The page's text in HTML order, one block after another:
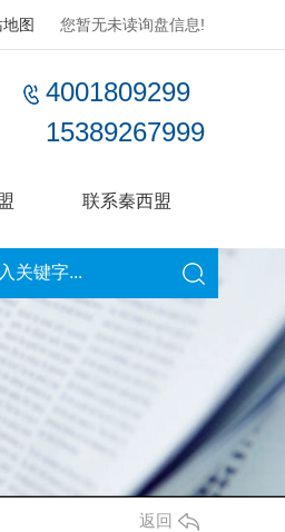
您暂无未读询盘信息!
图
4001809299
15389267999
联系秦西盟
返回